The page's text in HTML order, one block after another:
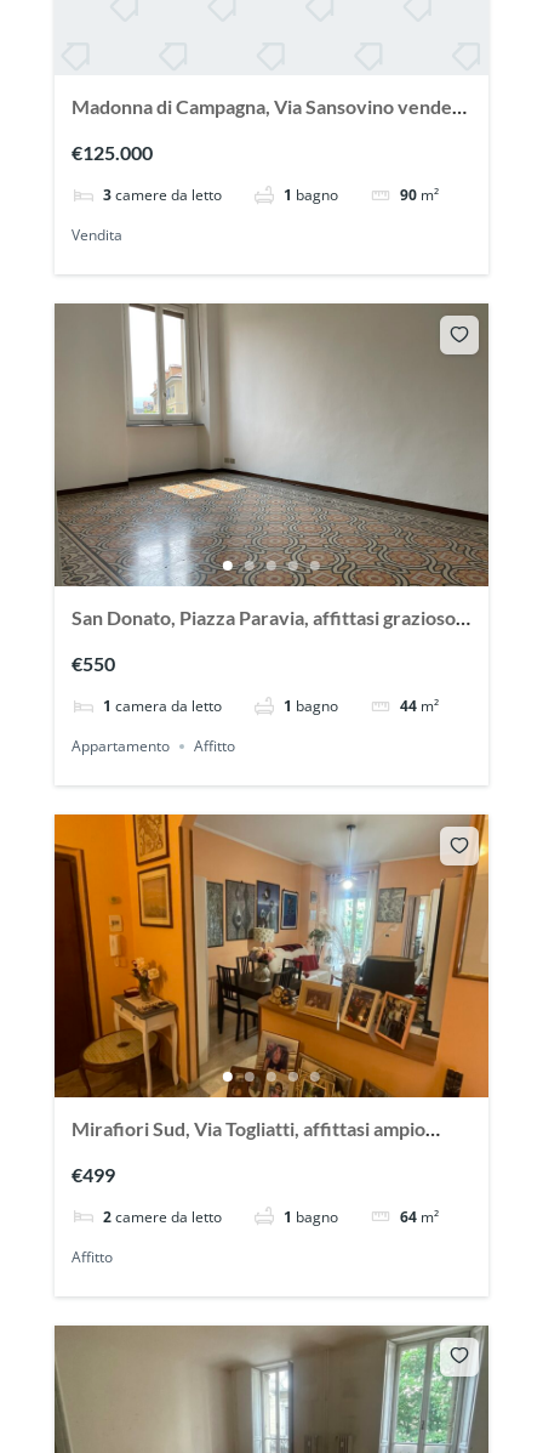
Madonna di Campagna, Via Sansovino vendesi
€125.000
3camere da letto 1 bagno 90 m²
Vendita
San Donato, Piazza Paravia, affittasi grazioso
€550
1 camera da letto 1 bagno 44 m²
Appartamento
Affitto
Mirafiori Sud, Via Togliatti, affittasi ampio
€499
2camere da letto 1 bagno 64 m²
Affitto